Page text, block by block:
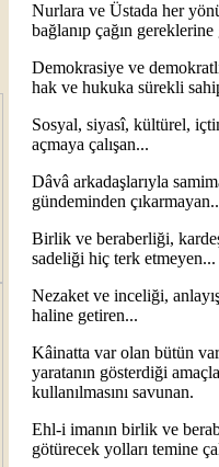
Nurlara ve Üstada her
bağlanıp çağın
Demokrasiye ve
hak ve hukuka sürekli
Sosyal, siyasî, kültürel,
açmaya çalışan...
Dâvâ arkadaşlarıyla
gündeminden
Birlik ve beraberliği,
sadeliği hiç terk etmeyen...
Nezaket ve inceliği,
haline getiren...
Kâinatta var olan bütün
yaratanın gösterdiği
kullanılmasını savunan.
Ehl-i imanın birlik ve
götürecek yolları temine